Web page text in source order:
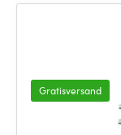
Gratisversand